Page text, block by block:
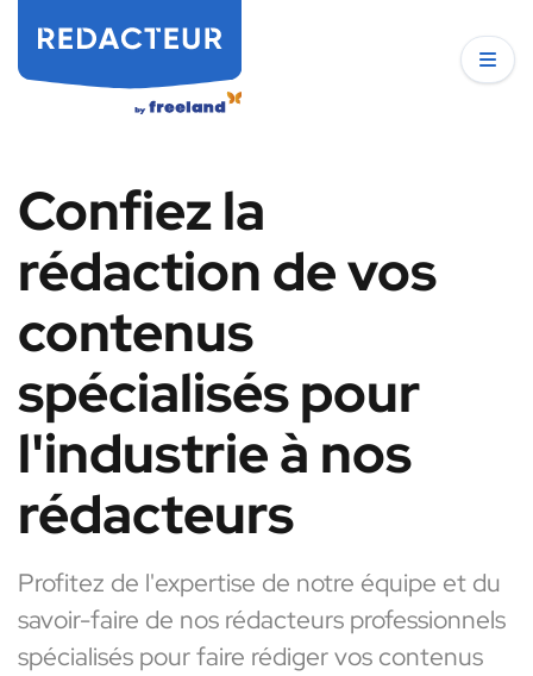
Confiez la
rédaction de vos
contenus
spécialisés pour
l'industrie à nos
rédacteurs
Profitez de l'expertise de notre équipe et du
savoir-faire de nos rédacteurs professionnels
spécialisés pour faire rédiger vos contenus